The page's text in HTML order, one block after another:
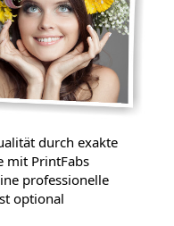
durch exakte
mit PrintFabs
professionelle
optional